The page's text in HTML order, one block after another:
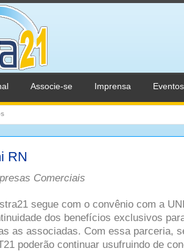
Associe-se Imprensa Eventos
RN
Comerciais
segue com o convênio com a
dos benefícios exclusivos
as associadas. Com essa parceria,
poderão continuar usufruindo de